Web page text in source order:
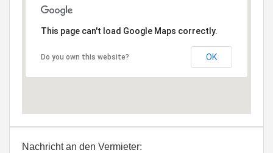
This page can't load Google Maps correctly.
Do you own this website? OK
Nachricht an den Vermieter: